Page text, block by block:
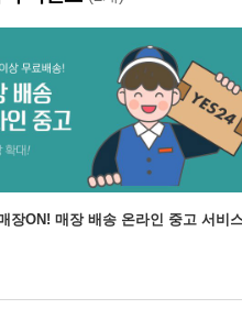
장ON! 매장 배송 온라인 중고 서비